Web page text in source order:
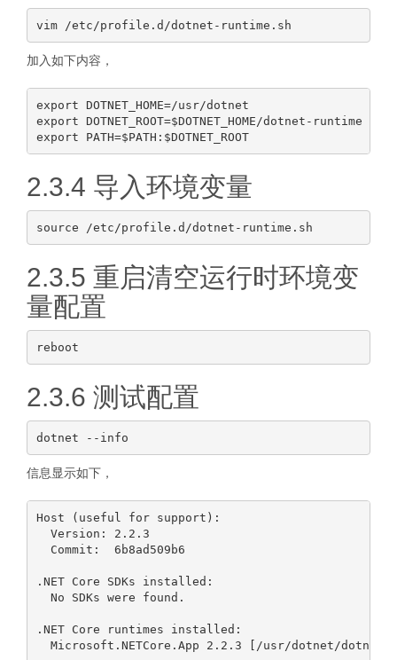
加入如下内容，
export DOTNET_HOME=/usr/dotnet
export DOTNET_ROOT=$DOTNET_HOME/dotnet-runtime
export PATH=$PATH:$DOTNET_ROOT
2.3.4 导入环境变量
2.3.5 重启清空运行时环境变
量配置
2.3.6 测试配置
信息显示如下，
Host (useful for support):
  Version: 2.2.3
  Commit:  6b8ad509b6
.NET Core SDKs installed:
  No SDKs were found.
.NET Core runtimes installed:
Microsoft.NETCore.App 2.2.3 [/usr/dotnet/